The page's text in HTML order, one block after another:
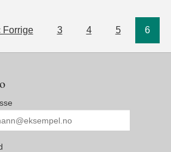
Forrige 3 4 5 6